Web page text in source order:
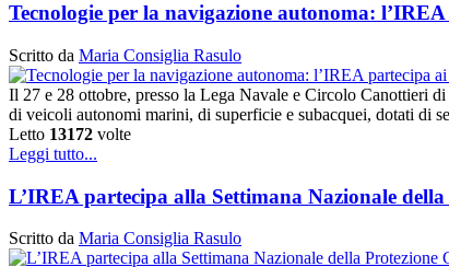
Tecnologie per la navigazione autonoma:
Scritto da Maria Consiglia Rasulo
Il 27 e 28 ottobre, presso la Lega Navale e Circolo Canottieri
di veicoli autonomi marini, di superficie e subacquei, dotati di
Letto 13172 volte
Leggi tutto...
L’IREA partecipa alla Settimana Nazionale
Scritto da Maria Consiglia Rasulo